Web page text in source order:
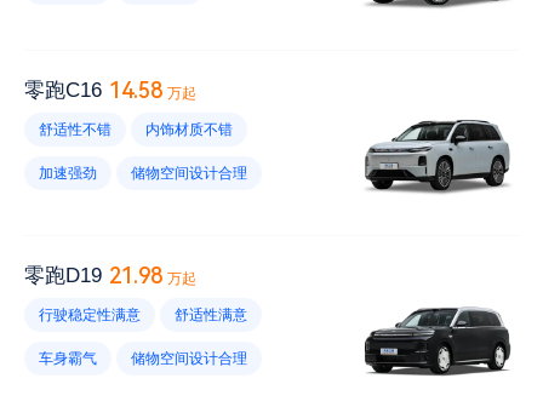
风噪大 充电方便 油耗高
高速动力肉 发动机噪音大
零跑C16 14.58 万起
舒适性不错 内饰材质不错
加速强劲 储物空间设计合理
维修保养不贵 电耗高
没有手机互联 空调开启后电耗高
零跑D19 21.98 万起
行驶稳定性满意 舒适性满意
车身霸气 储物空间设计合理